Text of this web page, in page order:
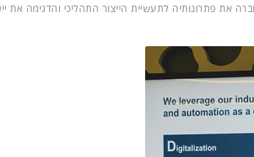
את פתרונותיה לתעשיית הייצור התהליכי והדגימה את